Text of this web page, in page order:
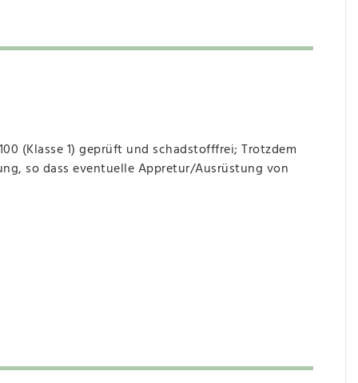
(Klasse 1) geprüft und schadstofffrei; Trotzdem
so dass eventuelle Appretur/Ausrüstung von